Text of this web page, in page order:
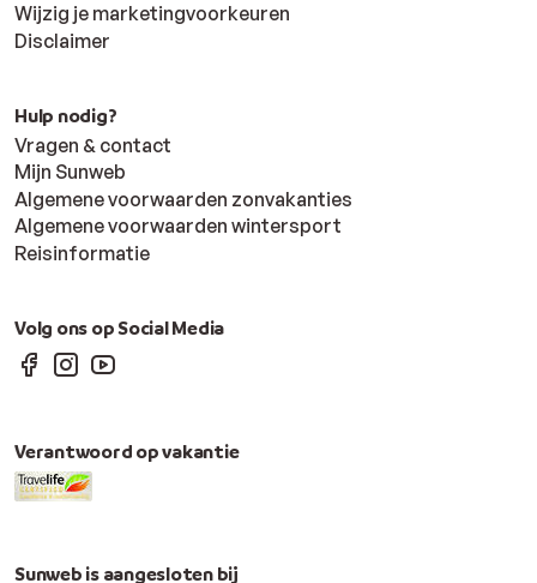
Wijzig je marketingvoorkeuren
Disclaimer
Hulp nodig?
Vragen & contact
Mijn Sunweb
Algemene voorwaarden zonvakanties
Algemene voorwaarden wintersport
Reisinformatie
Volg ons op Social Media
Verantwoord op vakantie
Sunweb is aangesloten bij